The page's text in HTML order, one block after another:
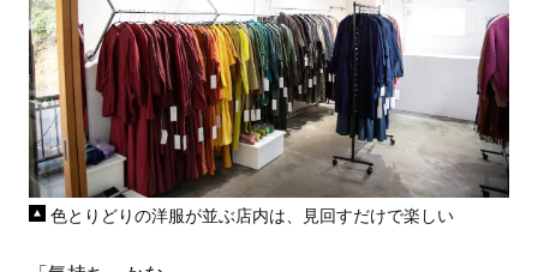
色とりどりの洋服が並ぶ店内は、見回すだけで楽しい